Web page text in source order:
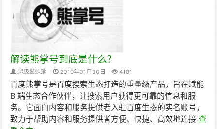
解读熊掌号到底是什么？
超级蜘蛛池 2019年01月30日 4181
百度熊掌号是百度搜索生态打造的重量级产品，旨在赋能
B 端生态合作伙伴，让搜索用户获得更可靠的信息和服
务。它面向内容和服务提供者入驻百度生态的实名账号，
致力于帮助内容和服务提供者方便、快捷、高效地连接 查